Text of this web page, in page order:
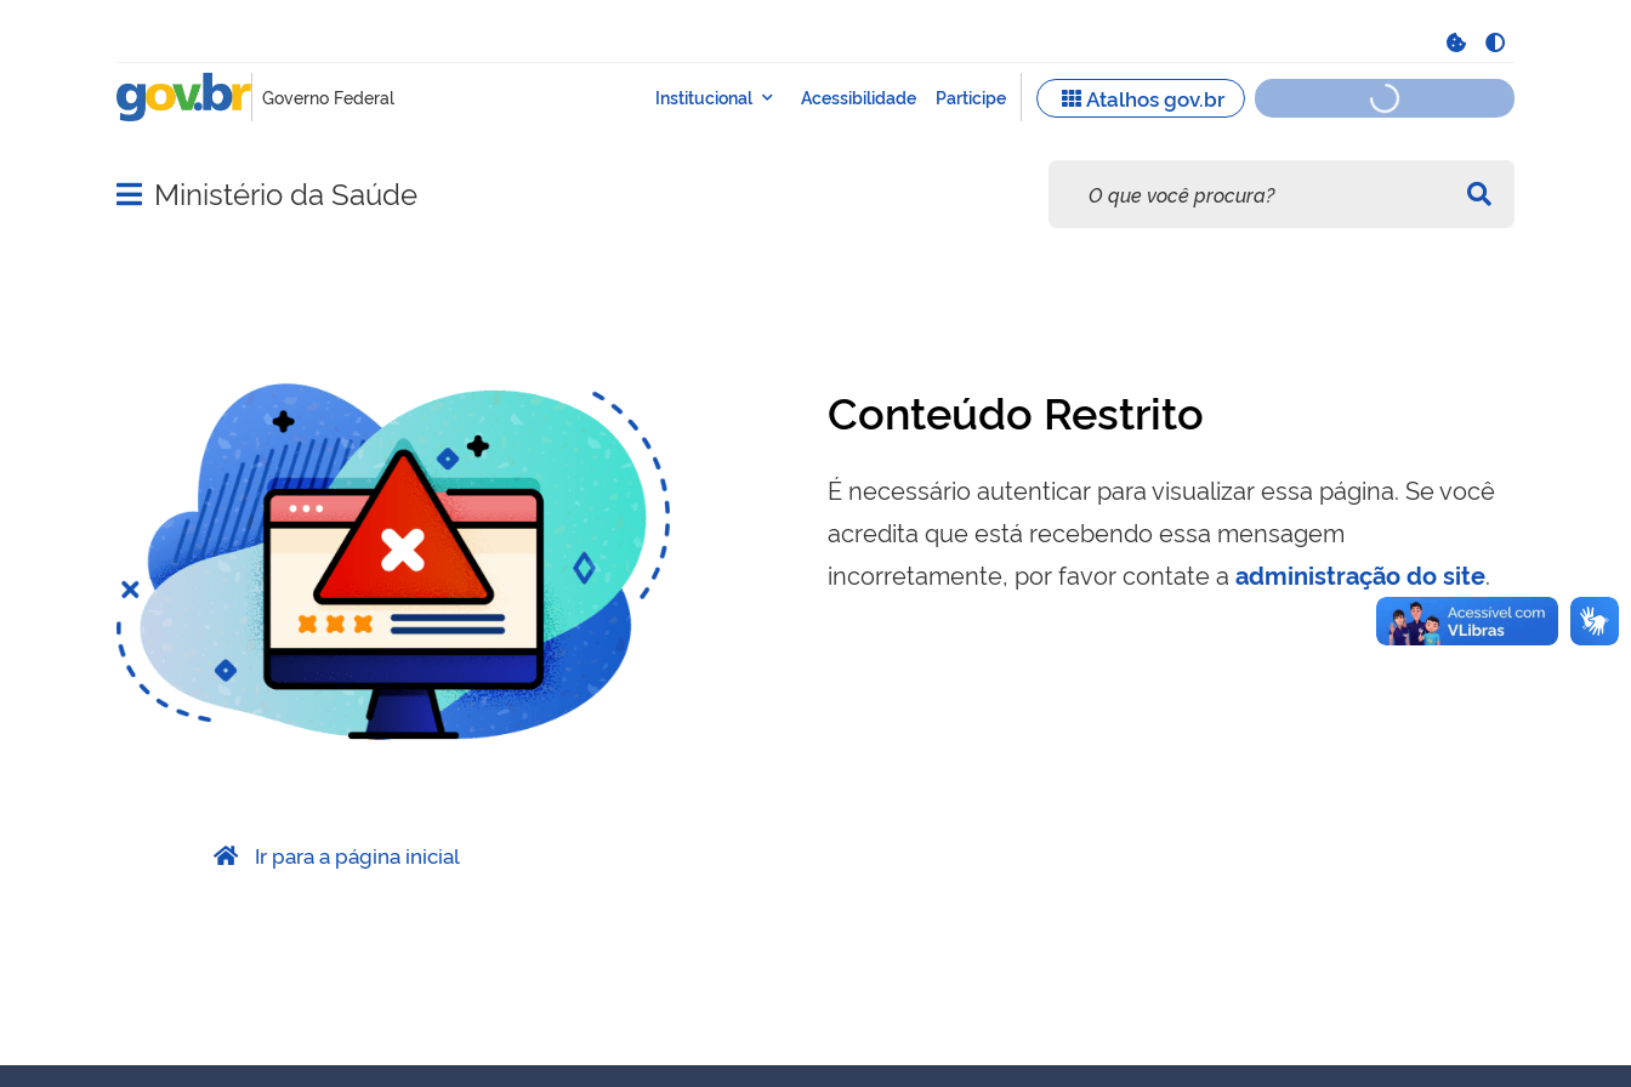
Abrir menu principal de navegação
Ministério da Saúde
Conteúdo Restrito
É necessário autenticar para visualizar essa página. Se você
acredita que está recebendo essa mensagem
incorretamente, por favor contate a administração do site.
Ir para a página inicial